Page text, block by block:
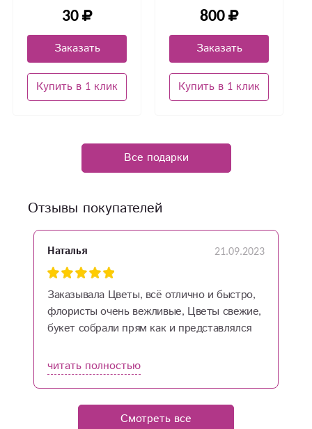
30
Заказать
Купить в 1 клик
800
Заказать
Купить в 1 клик
Все подарки
Отзывы покупателей
Наталья 21.09.2023
Заказывала Цветы, всё отлично и быстро,
флористы очень вежливые, Цветы свежие,
букет собрали прям как и представлялся
приносите радость людям
читать полностью
Смотреть все